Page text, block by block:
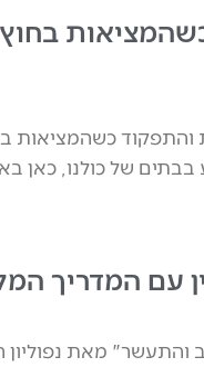
בחוץ
והתפקוד כשהמציאות
של כולנו, כאן
עם המדריך
מאת נפוליון